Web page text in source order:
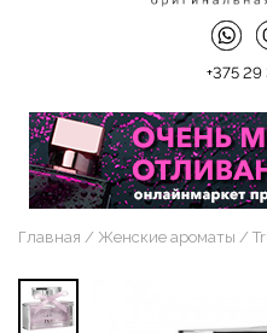
+375 29
Главная Женские ароматы